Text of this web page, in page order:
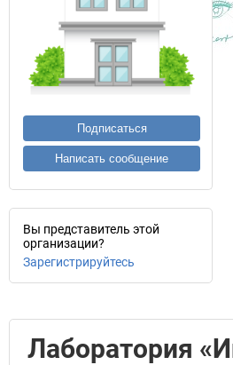
Подписаться
Написать сообщение
Вы представитель этой
организации?
Зарегистрируйтесь
Лаборатория